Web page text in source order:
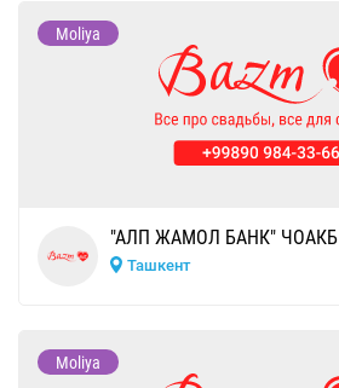
Moliya
"АЛП ЖАМОЛ БАНК" ЧОАКБ
Ташкент
Moliya